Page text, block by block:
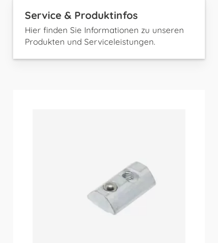
Service & Produktinfos
Hier finden Sie Informationen zu unseren
Produkten und Serviceleistungen.